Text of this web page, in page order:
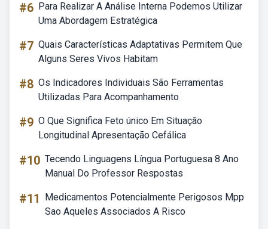
#6 Para Realizar A Análise Interna Podemos Utilizar
Uma Abordagem Estratégica
#7 Quais Características Adaptativas Permitem Que
Alguns Seres Vivos Habitam
#8 Os Indicadores Individuais São Ferramentas
Utilizadas Para Acompanhamento
#9 O Que Significa Feto único Em Situação
Longitudinal Apresentação Cefálica
#10 Tecendo Linguagens Língua Portuguesa 8 Ano
Manual Do Professor Respostas
#11
Medicamentos Potencialmente Perigosos Mpp
Sao Aqueles Associados A Risco